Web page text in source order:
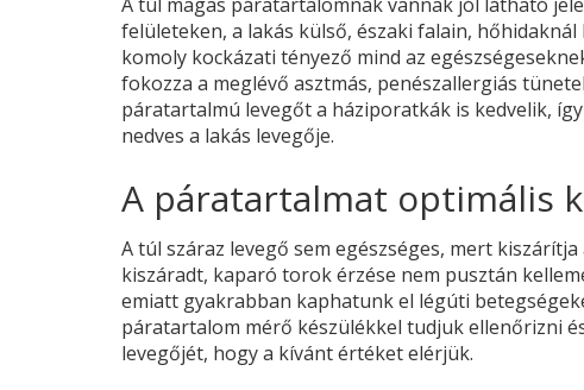
felületeken, a lakás külső, északi falain,
komoly kockázati tényező mind az
fokozza a meglévő asztmás, penészallergiás
páratartalmú levegőt a háziporatkák is kedvelik,
nedves a lakás levegője.
A páratartalmat optimális
A túl száraz levegő sem egészséges, mert
kiszáradt, kaparó torok érzése nem pusztán
emiatt gyakrabban kaphatunk el légúti
páratartalom mérő készülékkel tudjuk ellenőrizni
levegőjét, hogy a kívánt értéket elérjük.